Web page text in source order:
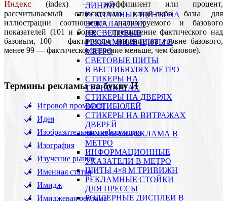
ЛИНИЙ
РЕКЛАМНЫЕ ЩИТЫ НА
ЭСКАЛАТОРАХ
НЕСВЕТОВЫЕ
РЕКЛАМНЫЕ ЩИТЫ В
МЕТРО
СВЕТОВЫЕ ЩИТЫ
В ВЕСТИБЮЛЯХ МЕТРО
СТИКЕРЫ НА
ТУРНИКЕТАХ
CТИКЕРЫ НА ДВЕРЯХ
ВЕСТИБЮЛЕЙ
CТИКЕРЫ НА ВИТРАЖАХ
ДВЕРЕЙ
ЗВУКОВАЯ РЕКЛАМА В
МЕТРО
ИНФОРМАЦИОННЫЕ
УКАЗАТЕЛИ В МЕТРО
ЩИТЫ 4×8 М ТРИВИЖН
РЕКЛАМНЫЕ СТОЙКИ
ДЛЯ ПРЕССЫ
РОЛЛЕРНЫЕ ДИСПЛЕИ В
Индекс (index) — коэффициент или процент,
рассчитываемый относительно какой-либо базы для
иллюстрации соотношения анализируемого и базового
показателей (101 и более — превышение фактического над
базовым, 100 — фактическое значение на уровне базового,
менее 99 — фактическое значение меньше, чем базовое).
Термины рекламы на букву И
Игровой промоушн
Идея
Изобразительная информация
Изография
Изучение рынка
Именная статья
Имидж
Имиджевая реклама